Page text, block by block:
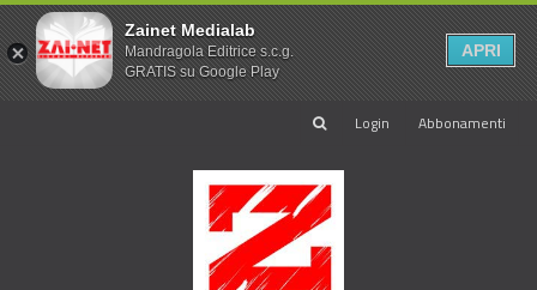
Login Abbonamenti
Zainet Medialab
Mandragola Editrice s.c.g.
GRATIS su Google Play
APRI